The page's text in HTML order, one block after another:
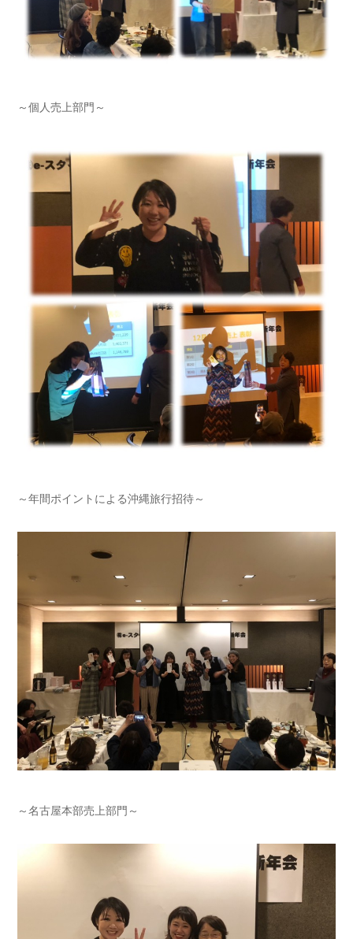
～個人売上部門～
～年間ポイントによる沖縄旅行招待～
～名古屋本部売上部門～